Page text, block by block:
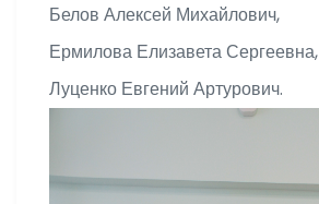
Белов Алексей Михайлович,
Ермилова Елизавета Сергеевна,
Луценко Евгений Артурович.